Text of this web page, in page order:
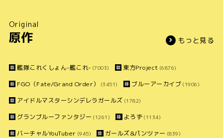
Original
原作 もっと見る
艦隊これくしょん-艦これ- (7003) 東方Project (6876)
FGO（Fate/Grand Order） (3451) ブルーアーカイブ (1906)
アイドルマスターシンデレラガールズ (1782)
グランブルーファンタジー (1261) よろず (1134)
バーチャルYouTuber (945) ガールズ&パンツァー (839)